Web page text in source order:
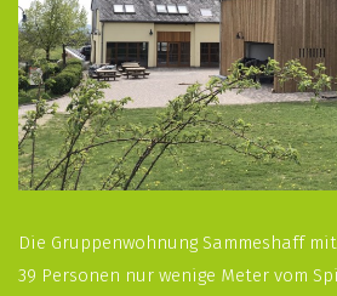
Die Gruppenwohnung Sammeshaff
39 Personen nur wenige Meter vom